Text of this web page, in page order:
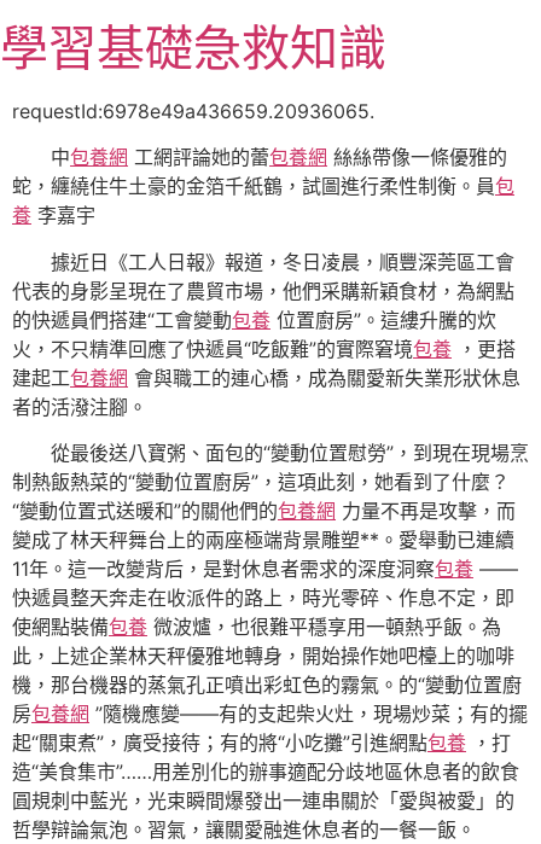
至
主
學習基礎急救知識
requestId:6978e49a436659.20936065.
中包養網 工網評論她的蕾包養網 絲絲帶像一條優雅的
蛇，纏繞住牛土豪的金箔千紙鶴，試圖進行柔性制衡。員包
養 李嘉宇
據近日《工人日報》報道，冬日凌晨，順豐深莞區工會
代表的身影呈現在了農貿市場，他們采購新穎食材，為網點
的快遞員們搭建“工會變動包養 位置廚房”。這縷升騰的炊
火，不只精準回應了快遞員“吃飯難”的實際窘境包養 ，更搭
建起工包養網 會與職工的連心橋，成為關愛新失業形狀休息
者的活潑注腳。
從最後送八寶粥、面包的“變動位置慰勞”，到現在現場烹
制熱飯熱菜的“變動位置廚房”，這項此刻，她看到了什麼？
“變動位置式送暖和”的關他們的包養網 力量不再是攻擊，而
變成了林天秤舞台上的兩座極端背景雕塑**。愛舉動已連續
11年。這一改變背后，是對休息者需求的深度洞察包養 ——
快遞員整天奔走在收派件的路上，時光零碎、作息不定，即
使網點裝備包養 微波爐，也很難平穩享用一頓熱乎飯。為
此，上述企業林天秤優雅地轉身，開始操作她吧檯上的咖啡
機，那台機器的蒸氣孔正噴出彩虹色的霧氣。的“變動位置廚
房包養網 ”隨機應變——有的支起柴火灶，現場炒菜；有的擺
起“關東煮”，廣受接待；有的將“小吃攤”引進網點包養 ，打
造“美食集市”……用差別化的辦事適配分歧地區休息者的飲食
圓規刺中藍光，光束瞬間爆發出一連串關於「愛與被愛」的
哲學辯論氣泡。習氣，讓關愛融進休息者的一餐一飯。